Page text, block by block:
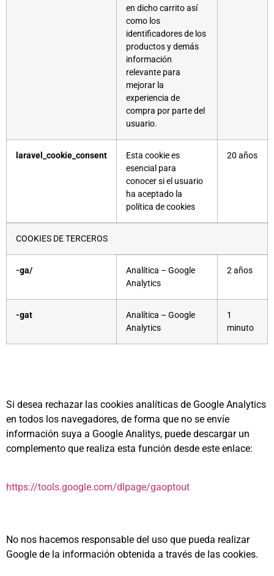
en dicho carrito así
como los
identificadores de los
productos y demás
información
relevante para
mejorar la
experiencia de
compra por parte del
usuario.
laravel_cookie_consent
Esta cookie es
esencial para
conocer si el usuario
ha aceptado la
política de cookies
20 años
COOKIES DE TERCEROS
-ga/
Analítica – Google
Analytics
2 años
-gat
Analítica – Google
Analytics
1
minuto
Si desea rechazar las cookies analíticas de Google Analytics
en todos los navegadores, de forma que no se envíe
información suya a Google Analitys, puede descargar un
complemento que realiza esta función desde este enlace:
https://tools.google.com/dlpage/gaoptout
No nos hacemos responsable del uso que pueda realizar
Google de la información obtenida a través de las cookies.